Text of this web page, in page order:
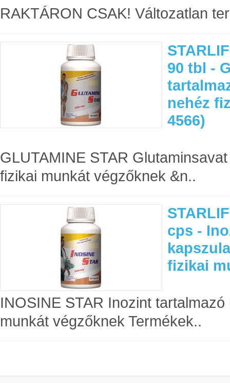
RAKTÁRON CSAK! Változatlan
90 tbl -
nehéz
4566)
GLUTAMINE STAR
fizikai munkát végzőknek &n..
cps -
fizikai
INOSINE STAR Inozint
munkát végzőknek Termékek..